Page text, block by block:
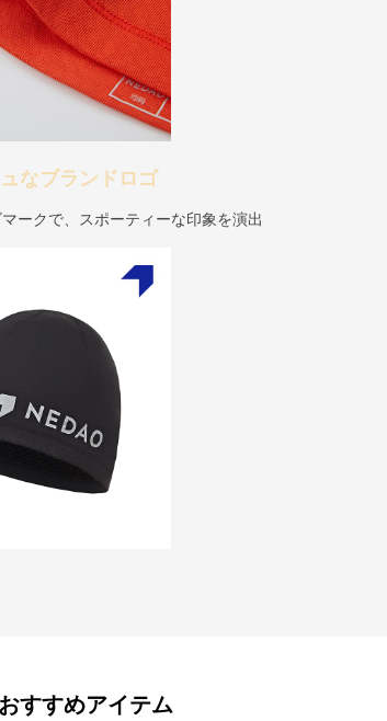
なブランドロゴ
ークで、スポーティーな印象を演出
すすめアイテム